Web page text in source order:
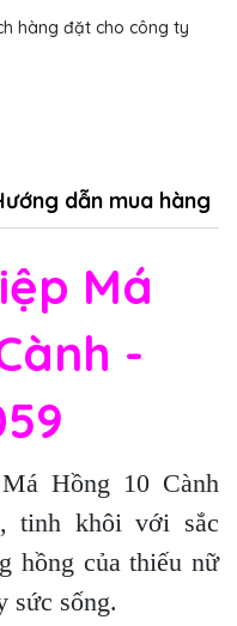
hàng đặt cho công ty
dẫn mua hàng
Má
-
Hồng 10 Cành
tinh khôi với sắc
hồng của thiếu nữ
sức sống.